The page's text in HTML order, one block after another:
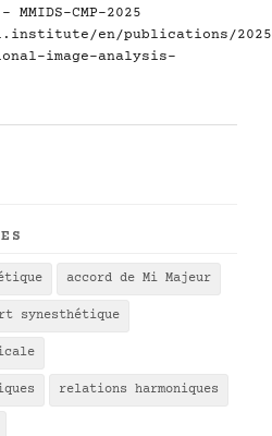
CMP-2025
en/publications/2025/
image-analysis-
accord de Mi Majeur
synesthétique
relations harmoniques